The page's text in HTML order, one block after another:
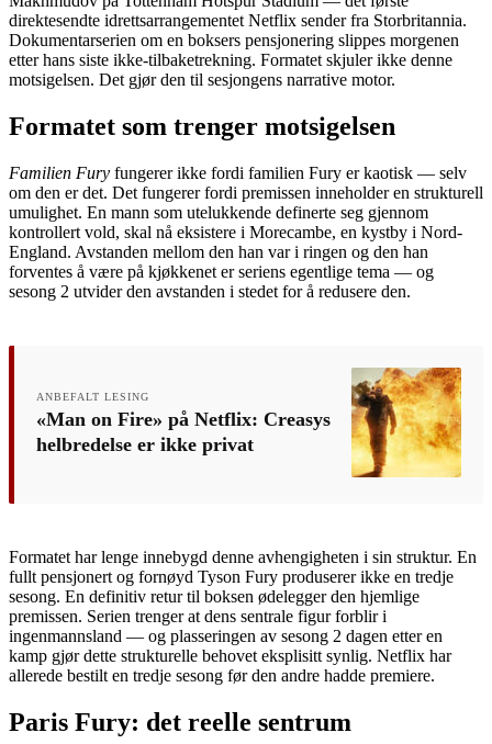
direktesendte idrettsarrangementet Netflix sender fra Storbritannia.
Dokumentarserien om en boksers pensjonering slippes morgenen
etter hans siste ikke-tilbaketrekning. Formatet skjuler ikke denne
motsigelsen. Det gjør den til sesjongens narrative motor.
Formatet som trenger motsigelsen
Familien Fury fungerer ikke fordi familien Fury er kaotisk — selv
om den er det. Det fungerer fordi premissen inneholder en strukturell
umulighet. En mann som utelukkende definerte seg gjennom
kontrollert vold, skal nå eksistere i Morecambe, en kystby i Nord-
England. Avstanden mellom den han var i ringen og den han
forventes å være på kjøkkenet er seriens egentlige tema — og
sesong 2 utvider den avstanden i stedet for å redusere den.
ANBEFALT LESING
«Man on Fire» på Netflix: Creasys
helbredelse er ikke privat
Formatet har lenge innebygd denne avhengigheten i sin struktur. En
fullt pensjonert og fornøyd Tyson Fury produserer ikke en tredje
sesong. En definitiv retur til boksen ødelegger den hjemlige
premissen. Serien trenger at dens sentrale figur forblir i
ingenmannsland — og plasseringen av sesong 2 dagen etter en
kamp gjør dette strukturelle behovet eksplisitt synlig. Netflix har
allerede bestilt en tredje sesong før den andre hadde premiere.
Paris Fury: det reelle sentrum